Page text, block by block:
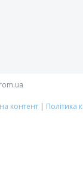
контент | Політика